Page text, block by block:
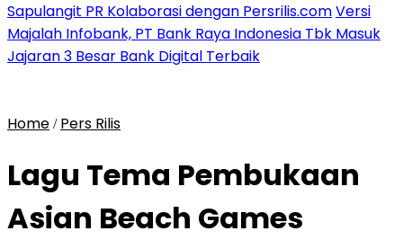
Sapulangit PR Kolaborasi dengan Persrilis.comVersi
Majalah Infobank, PT Bank Raya Indonesia Tbk Masuk
Jajaran 3 Besar Bank Digital Terbaik
Home / Pers Rilis
Lagu Tema Pembukaan
Asian Beach Games